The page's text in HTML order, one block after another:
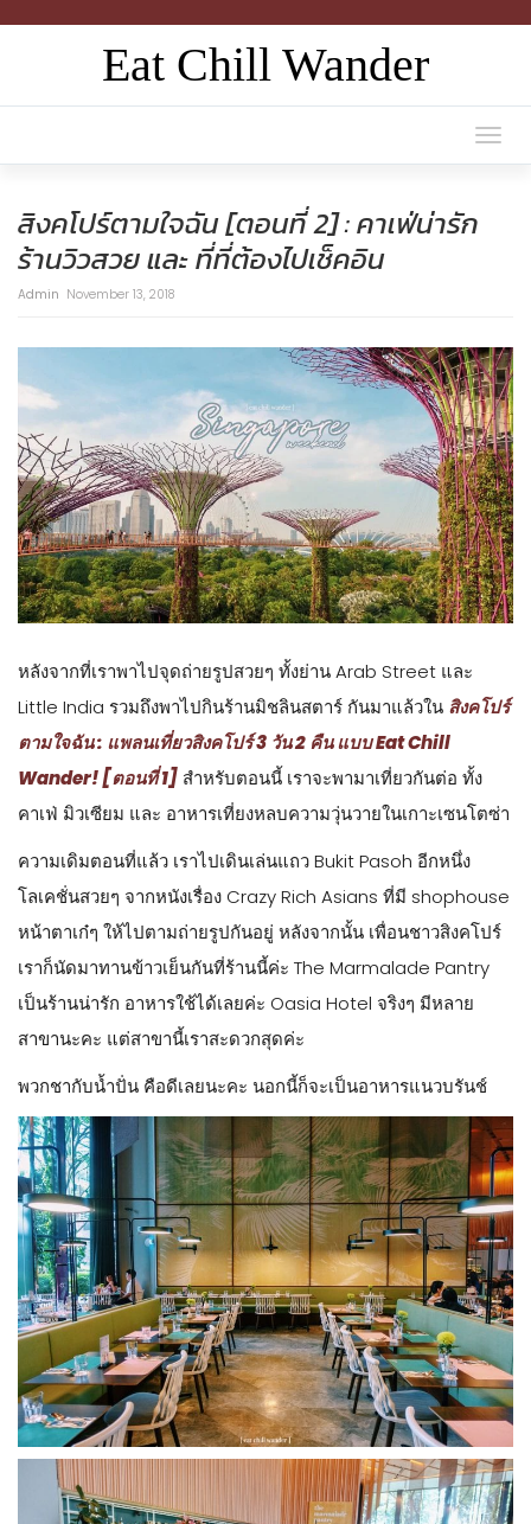
Eat Chill Wander
สิงคโปร์ตามใจฉัน [ตอนที่ 2] : คาเฟ่น่ารัก
ร้านวิวสวย และ ที่ที่ต้องไปเช็คอิน
Admin November 13, 2018
หลังจากที่เราพาไปจุดถ่ายรูปสวยๆ ทั้งย่าน Arab Street และ
Little India รวมถึงพาไปกินร้านมิชลินสตาร์ กันมาแล้วใน สิงคโปร์
ตามใจฉัน : แพลนเที่ยวสิงคโปร์ 3 วัน 2 คืน แบบ Eat Chill
Wander! [ตอนที่ 1] สำหรับตอนนี้ เราจะพามาเที่ยวกันต่อ ทั้ง
คาเฟ่ มิวเซียม และ อาหารเที่ยงหลบความวุ่นวายในเกาะเซนโตซ่า
ความเดิมตอนที่แล้ว เราไปเดินเล่นแถว Bukit Pasoh อีกหนึ่ง
โลเคชั่นสวยๆ จากหนังเรื่อง Crazy Rich Asians ที่มี shophouse
หน้าตาเก๋ๆ ให้ไปตามถ่ายรูปกันอยู่ หลังจากนั้น เพื่อนชาวสิงคโปร์
เราก็นัดมาทานข้าวเย็นกันที่ร้านนี้ค่ะ The Marmalade Pantry
เป็นร้านน่ารัก อาหารใช้ได้เลยค่ะ Oasia Hotel จริงๆ มีหลาย
สาขานะคะ แต่สาขานี้เราสะดวกสุดค่ะ
พวกชากับน้ำปั่น คือดีเลยนะคะ นอกนี้ก็จะเป็นอาหารแนวบรันช์